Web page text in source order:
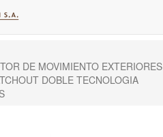
DE MOVIMIENTO EXTERIORES
DOBLE TECNOLOGIA